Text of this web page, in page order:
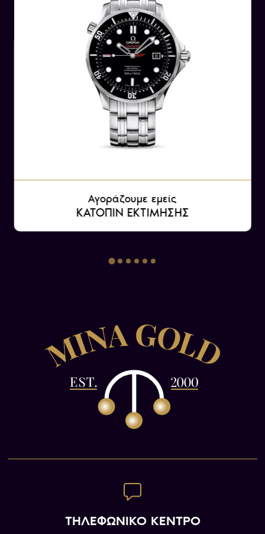
Αγοράζουμε εμείς
ΚΑΤΟΠΙΝ ΕΚΤΙΜΗΣΗΣ
ΤΗΛΕΦΩΝΙΚΟ ΚΕΝΤΡΟ